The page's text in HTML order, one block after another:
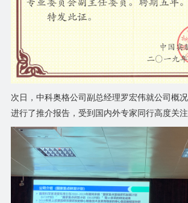
次日，中科奥格公司副总经理罗宏伟就公司概
进行了推介报告，受到国内外专家同行高度关注